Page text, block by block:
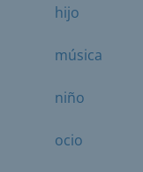
hijo
música
niño
ocio